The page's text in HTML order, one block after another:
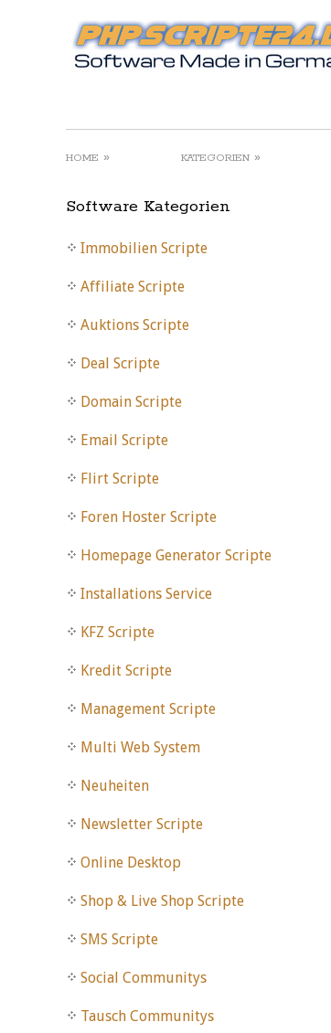
HOME » KATEGORIEN »
Software Kategorien
Immobilien Scripte
Affiliate Scripte
Auktions Scripte
Deal Scripte
Domain Scripte
Email Scripte
Flirt Scripte
Foren Hoster Scripte
Homepage Generator Scripte
Installations Service
KFZ Scripte
Kredit Scripte
Management Scripte
Multi Web System
Neuheiten
Newsletter Scripte
Online Desktop
Shop & Live Shop Scripte
SMS Scripte
Social Communitys
Tausch Communitys